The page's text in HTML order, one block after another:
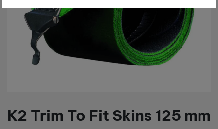
Technické
Technické - bez těchto cookies náš web nebude fungovat.
VŽDY AKTIVNÍ
Technické cookies umožňují váš průchod nákupním košíkem,
porovnávání produktů a další nezbytné funkce.
Preferenční a rozšířené funkce
Preferenční a rozšířené funkce
abyste nemuseli vše
nastavovat znovu a abyste se s námi mohli spojit např. pomocí
Díky těmto cookies vám práci s naším webem dokážeme ještě
K2 Trim To Fit Skins 125 mm